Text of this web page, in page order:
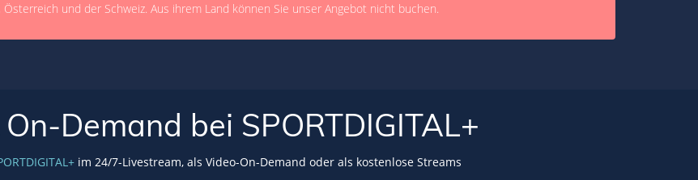
und der Schweiz. Aus ihrem Land können Sie unser Angebot nicht buchen.
Demand bei SPORTDIGITAL+
im 24/7-Livestream, als Video-On-Demand oder als kostenlose Streams